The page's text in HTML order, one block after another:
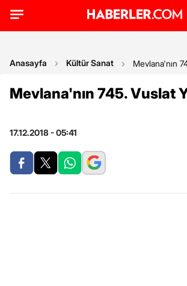
Anasayfa Kültür Sanat Mevlana'nın
Mevlana'nın 745. Vuslat
17.12.2018 - 05:41